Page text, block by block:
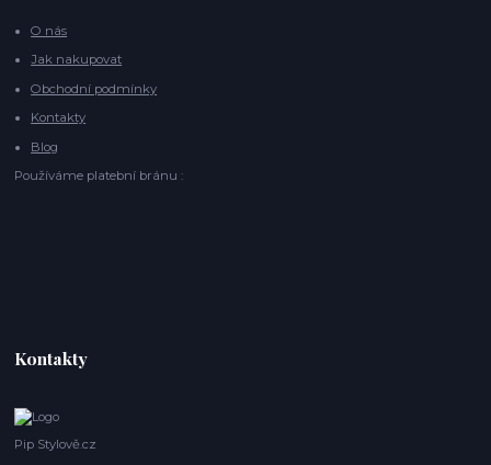
O nás
Jak nakupovat
Obchodní podmínky
Kontakty
Blog
Používáme platební bránu :
Kontakty
Pip Stylově.cz